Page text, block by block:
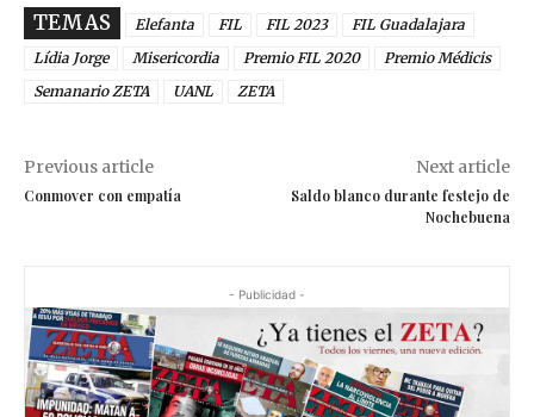
TEMAS Elefanta FIL FIL 2023
FIL Guadalajara
Lídia Jorge
Misericordia Premio FIL 2020
Premio Médicis
Semanario ZETA
UANL ZETA
Previous article
Conmover con empatía
Next article
Saldo blanco durante festejo de
Nochebuena
- Publicidad -